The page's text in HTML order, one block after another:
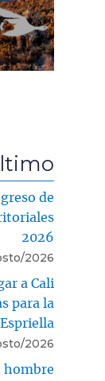
de
2026
2026
a Cali
para la
2026
hombre